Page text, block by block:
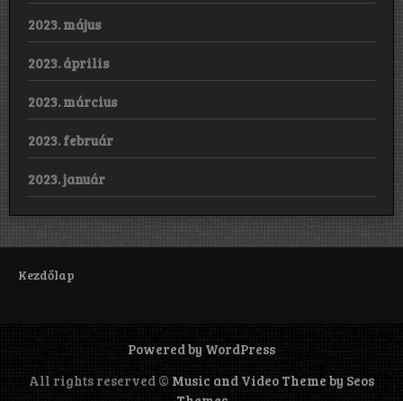
2023. május
2023. április
2023. március
2023. február
2023. január
Kezdőlap
Powered by WordPress
All rights reserved © Music and Video Theme by Seos